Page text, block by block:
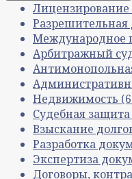
Лицензирование
Разрешительная
Международное
Арбитражный
Недвижимость
Судебная защита
Взыскание
Разработка
Экспертиза
Договоры,